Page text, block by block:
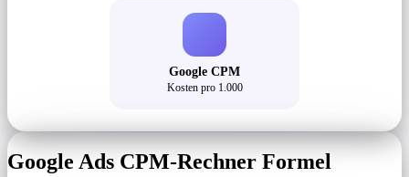
Google CPM
Kosten pro 1.000
Google Ads CPM-Rechner Formel